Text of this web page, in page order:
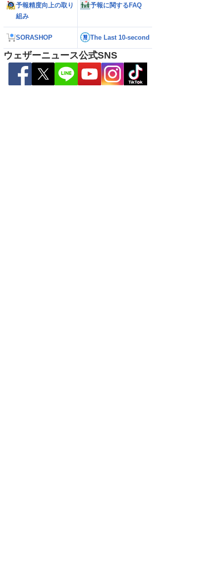
予報精度向上の取り
組み
予報に関するFAQ
SORASHOP The Last 10-second
ウェザーニュース公式SNS